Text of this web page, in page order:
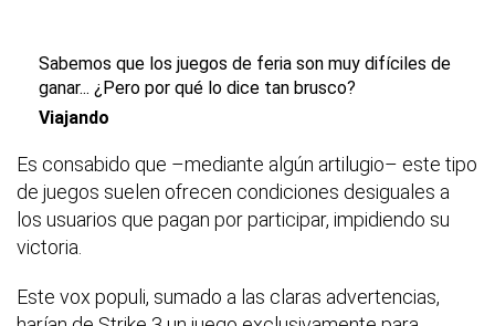
Sabemos que los juegos de feria son muy difíciles de
ganar... ¿Pero por qué lo dice tan brusco?
Viajando
Es consabido que –mediante algún artilugio– este tipo
de juegos suelen ofrecen condiciones desiguales a
los usuarios que pagan por participar, impidiendo su
victoria.
Este vox populi, sumado a las claras advertencias,